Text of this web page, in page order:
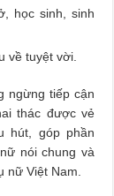
học sinh, sinh
về tuyệt vời.
ngừng tiếp cận
thác được vẻ
hút, góp phần
nói chung và
nữ Việt Nam.